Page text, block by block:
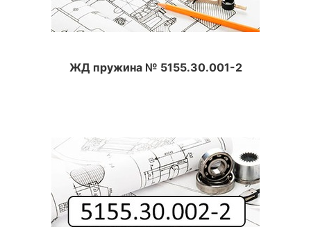
ЖД пружина № 5155.30.001-2